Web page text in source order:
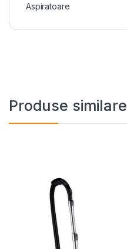
Aspiratoare
Produse similare